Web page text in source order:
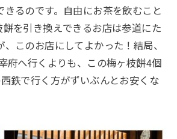
きるのです。自由にお茶を飲むこと
餅を引き換えできるお店は参道にた
、このお店にしてよかった！結局、
府へ行くよりも、この梅ヶ枝餅4個
鉄で行く方がずいぶんとお安くな